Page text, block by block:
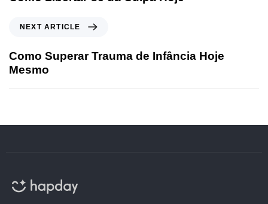
NEXT ARTICLE
Como Superar Trauma de Infância Hoje
Mesmo